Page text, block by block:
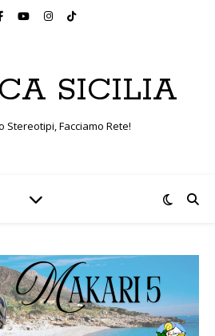
SICILIA
Stereotipi, Facciamo Rete!